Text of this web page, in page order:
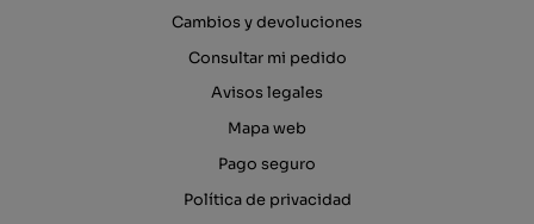
Cambios y devoluciones
Consultar mi pedido
Avisos legales
Mapa web
Pago seguro
Política de privacidad